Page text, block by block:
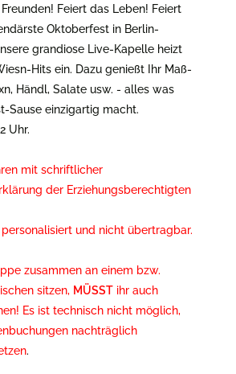
Feiert das Leben! Feiert
Oktoberfest in Berlin-
grandiose Live-Kapelle heizt
Hits ein. Dazu genießt Ihr Maß-
Händl, Salate usw. - alles was
Sause einzigartig macht.
Uhr.
mit schriftlicher
der Erziehungsberechtigten
und nicht übertragbar.
zusammen an einem bzw.
sitzen, MÜSST ihr auch
Es ist technisch nicht möglich,
nachträglich
.